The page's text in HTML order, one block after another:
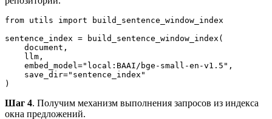
from utils import build_sentence_window_index
sentence_index = build_sentence_window_index(
    document,
    llm,
    embed_model="local:BAAI/bge-small-en-v1.5",
    save_dir="sentence_index"
)
Шаг 4. Получим механизм выполнения запросов из индекса
окна предложений.